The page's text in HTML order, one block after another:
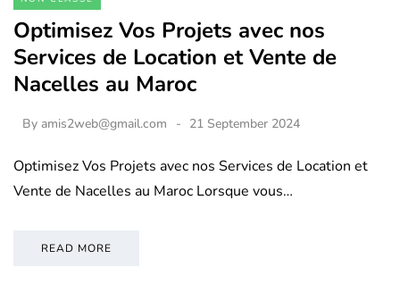
Optimisez Vos Projets avec nos
Services de Location et Vente de
Nacelles au Maroc
By amis2web@gmail.com 21 September 2024
Optimisez Vos Projets avec nos Services de Location et
Vente de Nacelles au Maroc Lorsque vous…
READ MORE